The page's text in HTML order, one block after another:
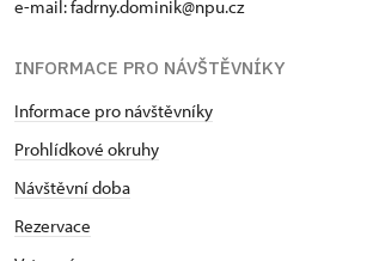
e-mail: fadrny.dominik@npu.cz
INFORMACE PRO NÁVŠTĚVNÍKY
Informace pro návštěvníky
Prohlídkové okruhy
Návštěvní doba
Rezervace